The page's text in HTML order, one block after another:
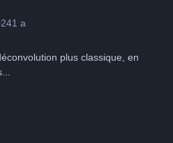
1 a
plus classique, en